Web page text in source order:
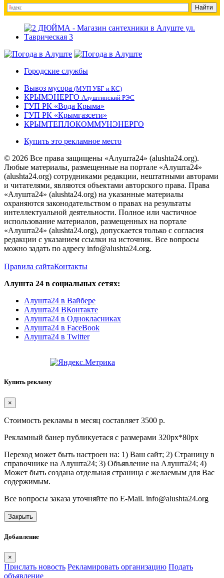
Городские службы
Вывоз мусора (МУП УБГ и КС)
КРЫМЭНЕРГО Алуштинский РЭС
ГУП РК «Вода Крыма»
ГУП РК «Крымгазсети»
КРЫМТЕПЛОКОММУНЭНЕРГО
Купить это рекламное место
© 2026 Все права защищены «Алушта24» (alushta24.org).
Любые материалы, размещенные на портале «Алушта24»
(alushta24.org) сотрудниками редакции, нештатными авторами
и читателями, являются объектами авторского права. Права
«Алушта24» (alushta24.org) на указанные материалы
охраняются законодательством о правах на результаты
интеллектуальной деятельности. Полное или частичное
использование материалов, размещенных на портале
«Алушта24» (alushta24.org), допускается только с согласия
редакции с указанием ссылки на источник. Все вопросы
можно задать по адресу info@alushta24.org.
Правила сайтаКонтакты
Алушта 24 в социальных сетях:
Алушта24 в Вайбере
Алушта24 ВКонтакте
Алушта24 в Однокласниках
Алушта24 в FaceBook
Алушта24 в Twitter
Купить рекламу
×
Стоимость рекламы в месяц составляет 3500 р.
Рекламный банер публикуетася с размерами 320px*80px
Переход может быть настроен на: 1) Ваш сайт; 2) Страницу в
справочнике на Алушта24; 3) Объявление на Алушта24; 4)
Может быть создана отдельная страница с желаемым для Вас
содержимым.
Все вопросы заказа уточняйте по E-Mail. info@alushta24.org
Закрыть
Добавление
×
Прислать новость Рекламировать организацию Подать
объявление